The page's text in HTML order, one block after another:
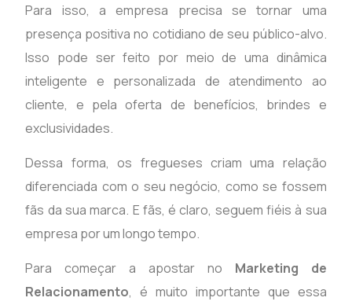
Para isso, a empresa precisa se tornar uma
presença positiva no cotidiano de seu público-alvo.
Isso pode ser feito por meio de uma dinâmica
inteligente e personalizada de atendimento ao
cliente, e pela oferta de benefícios, brindes e
exclusividades.
Dessa forma, os fregueses criam uma relação
diferenciada com o seu negócio, como se fossem
fãs da sua marca. E fãs, é claro, seguem fiéis à sua
empresa por um longo tempo.
Para começar a apostar no Marketing de
Relacionamento, é muito importante que essa